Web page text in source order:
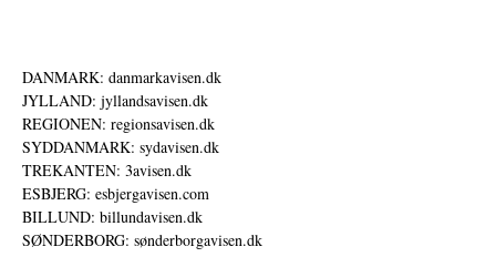
DANMARK: danmarkavisen.dk
JYLLAND: jyllandsavisen.dk
REGIONEN: regionsavisen.dk
SYDDANMARK: sydavisen.dk
TREKANTEN: 3avisen.dk
ESBJERG: esbjergavisen.com
BILLUND: billundavisen.dk
SØNDERBORG: sønderborgavisen.dk